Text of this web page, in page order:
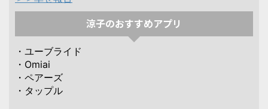
涼子のおすすめアプリ
・ユーブライド
・Omiai
・ペアーズ
・タップル